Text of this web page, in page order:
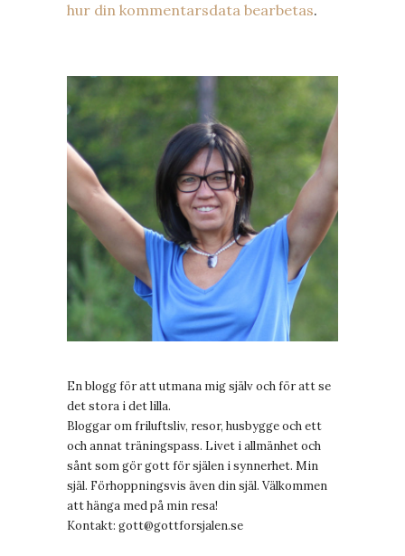
hur din kommentarsdata bearbetas.
En blogg för att utmana mig själv och för att se
det stora i det lilla.
Bloggar om friluftsliv, resor, husbygge och ett
och annat träningspass. Livet i allmänhet och
sånt som gör gott för själen i synnerhet. Min
själ. Förhoppningsvis även din själ. Välkommen
att hänga med på min resa!
Kontakt: gott@gottforsjalen.se